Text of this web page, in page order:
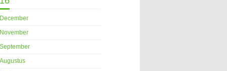
December
November
September
Augustus